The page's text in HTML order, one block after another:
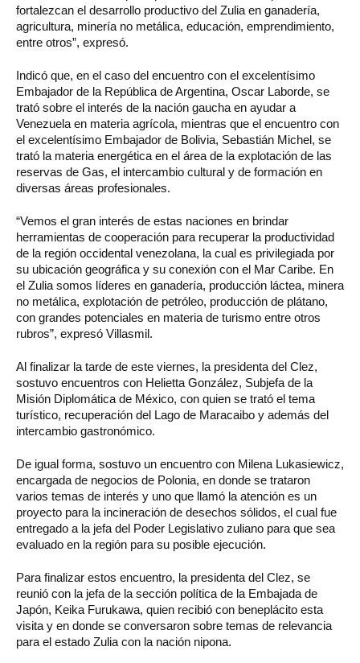
fortalezcan el desarrollo productivo del Zulia en ganadería,
agricultura, minería no metálica, educación, emprendimiento,
entre otros”, expresó.
Indicó que, en el caso del encuentro con el excelentísimo
Embajador de la República de Argentina, Oscar Laborde, se
trató sobre el interés de la nación gaucha en ayudar a
Venezuela en materia agrícola, mientras que el encuentro con
el excelentísimo Embajador de Bolivia, Sebastián Michel, se
trató la materia energética en el área de la explotación de las
reservas de Gas, el intercambio cultural y de formación en
diversas áreas profesionales.
“Vemos el gran interés de estas naciones en brindar
herramientas de cooperación para recuperar la productividad
de la región occidental venezolana, la cual es privilegiada por
su ubicación geográfica y su conexión con el Mar Caribe. En
el Zulia somos líderes en ganadería, producción láctea, minera
no metálica, explotación de petróleo, producción de plátano,
con grandes potenciales en materia de turismo entre otros
rubros”, expresó Villasmil.
Al finalizar la tarde de este viernes, la presidenta del Clez,
sostuvo encuentros con Helietta González, Subjefa de la
Misión Diplomática de México, con quien se trató el tema
turístico, recuperación del Lago de Maracaibo y además del
intercambio gastronómico.
De igual forma, sostuvo un encuentro con Milena Lukasiewicz,
encargada de negocios de Polonia, en donde se trataron
varios temas de interés y uno que llamó la atención es un
proyecto para la incineración de desechos sólidos, el cual fue
entregado a la jefa del Poder Legislativo zuliano para que sea
evaluado en la región para su posible ejecución.
Para finalizar estos encuentro, la presidenta del Clez, se
reunió con la jefa de la sección política de la Embajada de
Japón, Keika Furukawa, quien recibió con beneplácito esta
visita y en donde se conversaron sobre temas de relevancia
para el estado Zulia con la nación nipona.